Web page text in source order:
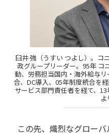
臼井 強（うすい つよし）。コ
政グループリーダー。95年 コ
動、労務担当国内・海外給与
合、DC導入、05年制度統合を
サービス部門責任者を経て、
この先、熾烈なグロー